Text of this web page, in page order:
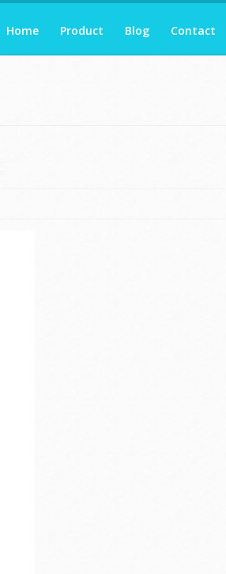
Home Product Blog Contact